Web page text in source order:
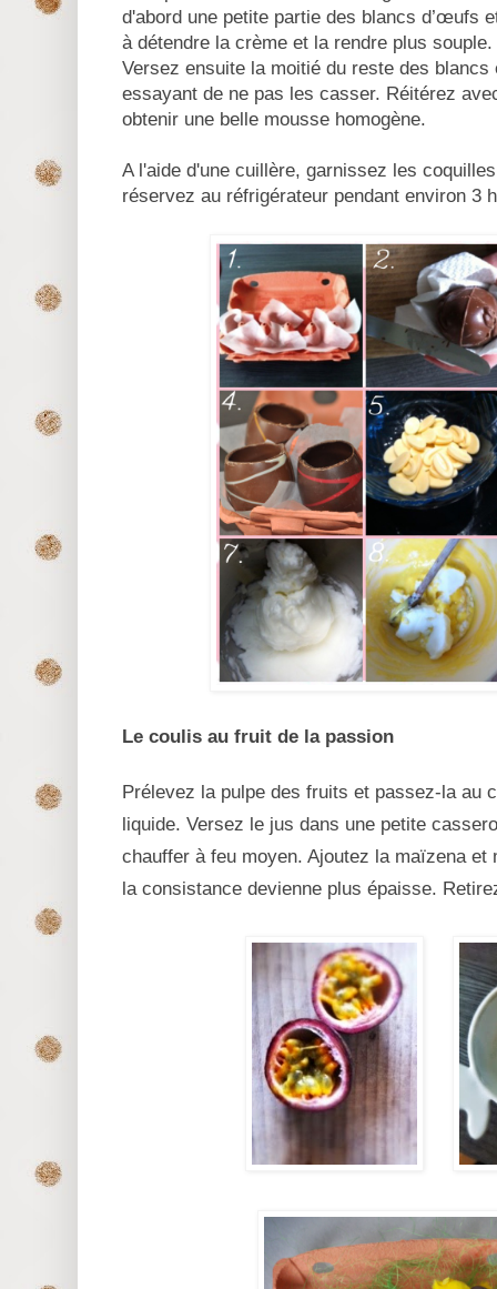
d'abord une petite partie des blancs d’œufs
à détendre la crème et la rendre plus souple.
Versez ensuite la moitié du reste des
essayant de ne pas les casser. Réitérez
obtenir une belle mousse homogène.
A l'aide d'une cuillère, garnissez les
réservez au réfrigérateur pendant environ 3
Le coulis au fruit de la passion
Prélevez la pulpe des fruits et passez-la au
liquide. Versez le jus dans une petite
chauffer à feu moyen. Ajoutez la maïzena et
la consistance devienne plus épaisse.